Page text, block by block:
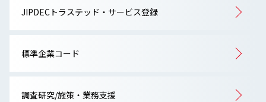
JIPDECトラステッド・サービス登録
標準企業コード
調査研究/施策・業務支援